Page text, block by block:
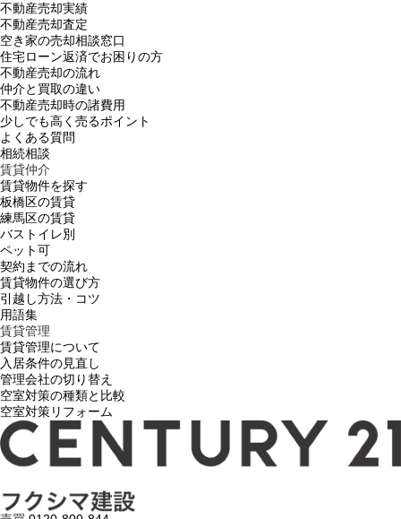
不動産売却実績
不動産売却査定
空き家の売却相談窓口
住宅ローン返済でお困りの方
不動産売却の流れ
仲介と買取の違い
不動産売却時の諸費用
少しでも高く売るポイント
よくある質問
相続相談
賃貸仲介
賃貸物件を探す
板橋区の賃貸
練馬区の賃貸
バストイレ別
ペット可
契約までの流れ
賃貸物件の選び方
引越し方法・コツ
用語集
賃貸管理
賃貸管理について
入居条件の見直し
管理会社の切り替え
空室対策の種類と比較
空室対策リフォーム